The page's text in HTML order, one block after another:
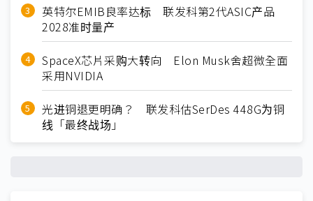
英特尔EMIB良率达标 联发科第2代ASIC产品
2028准时量产
SpaceX芯片采购大转向 Elon Musk舍超微全面
采用NVIDIA
光进铜退更明确？ 联发科估SerDes 448G为铜
线「最终战场」